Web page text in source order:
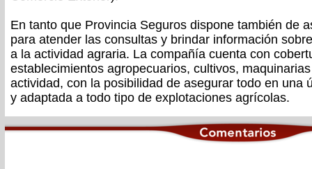
En tanto que Provincia Seguros dispone también de
para atender las consultas y brindar información
a la actividad agraria. La compañía cuenta con
establecimientos agropecuarios, cultivos,
actividad, con la posibilidad de asegurar todo en una
y adaptada a todo tipo de explotaciones agrícolas.